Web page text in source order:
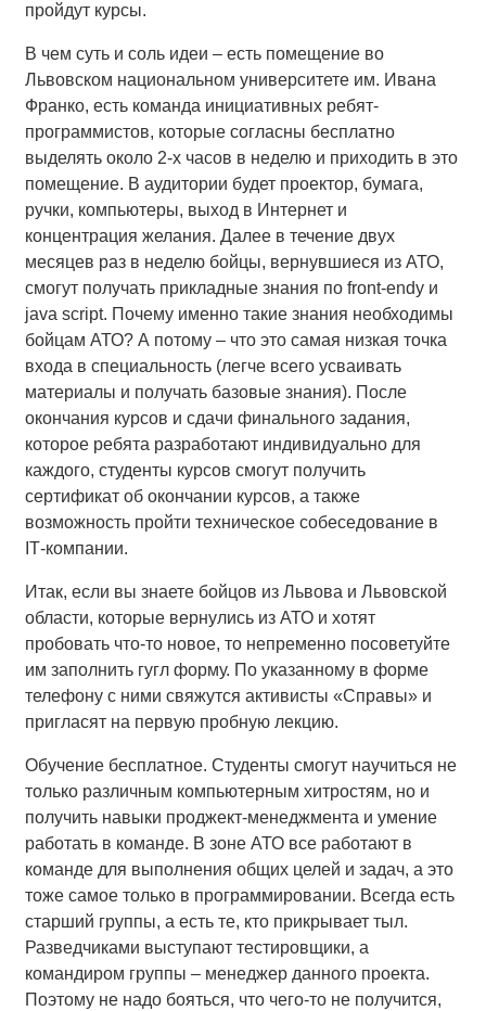
пройдут курсы.
В чем суть и соль идеи – есть помещение во
Львовском национальном университете им. Ивана
Франко, есть команда инициативных ребят-
программистов, которые согласны бесплатно
выделять около 2-х часов в неделю и приходить в это
помещение. В аудитории будет проектор, бумага,
ручки, компьютеры, выход в Интернет и
концентрация желания. Далее в течение двух
месяцев раз в неделю бойцы, вернувшиеся из АТО,
смогут получать прикладные знания по front-endу и
java script. Почему именно такие знания необходимы
бойцам АТО? А потому – что это самая низкая точка
входа в специальность (легче всего усваивать
материалы и получать базовые знания). После
окончания курсов и сдачи финального задания,
которое ребята разработают индивидуально для
каждого, студенты курсов смогут получить
сертификат об окончании курсов, а также
возможность пройти техническое собеседование в
IТ-компании.
Итак, если вы знаете бойцов из Львова и Львовской
области, которые вернулись из АТО и хотят
пробовать что-то новое, то непременно посоветуйте
им заполнить гугл форму. По указанному в форме
телефону с ними свяжутся активисты «Справы» и
пригласят на первую пробную лекцию.
Обучение бесплатное. Студенты смогут научиться не
только различным компьютерным хитростям, но и
получить навыки проджект-менеджмента и умение
работать в команде. В зоне АТО все работают в
команде для выполнения общих целей и задач, а это
тоже самое только в программировании. Всегда есть
старший группы, а есть те, кто прикрывает тыл.
Разведчиками выступают тестировщики, а
командиром группы– менеджер данного проекта.
Поэтому не надо бояться, что чего-то не получится,